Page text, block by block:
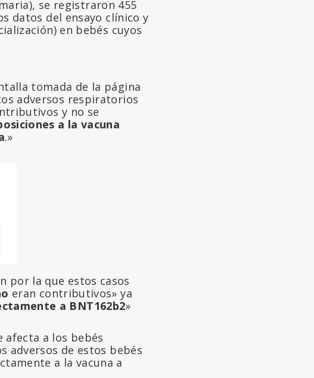
se registraron 455
datos del ensayo clínico y
en bebés cuyos
tomada de la página
adversos respiratorios
y no se
a la vacuna
.»
por la que estos casos
eran contributivos» ya
a BNT162b2»
afecta a los bebés
adversos de estos bebés
a la vacuna a